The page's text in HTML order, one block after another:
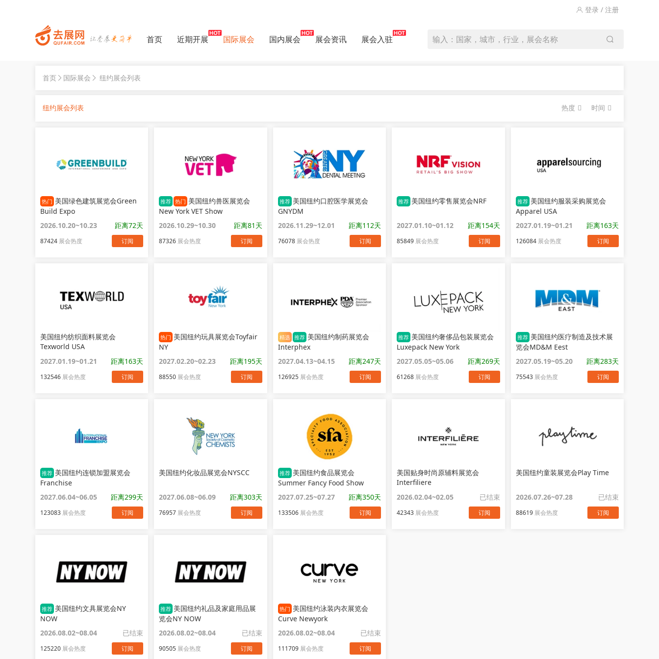
登录 / 注册
首页 近期开展 国际展会 国内展会 展会资讯 展会入驻 输入：国家，城市，行业，展会名称
首页 国际展会 纽约展会列表
纽约展会列表 热度 时间
热门 美国绿色建筑展览会Green
Build Expo
2026.10.20~10.23
距离72天
87424 展会热度 订阅
推荐 热门 美国纽约兽医展览会
New York VET Show
2026.10.29~10.30
距离81天
87326 展会热度 订阅
推荐 美国纽约口腔医学展览会
GNYDM
2026.11.29~12.01
距离112天
76078展会热度 订阅
推荐 美国纽约零售展览会NRF
2027.01.10~01.12 距离154天
85849 展会热度 订阅
推荐 美国纽约服装采购展览会
Apparel USA
2027.01.19~01.21
距离163天
126084展会热度 订阅
美国纽约纺织面料展览会
Texworld USA
2027.01.19~01.21
距离163天
132546 展会热度 订阅
热门 美国纽约玩具展览会Toyfair
NY
2027.02.20~02.23
距离195天
88550 展会热度 订阅
精选 推荐 美国纽约制药展览会
Interphex
2027.04.13~04.15
距离247天
126925展会热度 订阅
推荐 美国纽约奢侈品包装展览会
Luxepack New York
2027.05.05~05.06
距离269天
61268 展会热度 订阅
推荐 美国纽约医疗制造及技术展
览会MD&M Eest
2027.05.19~05.20
距离283天
75543展会热度 订阅
推荐 美国纽约连锁加盟展览会
Franchise
2027.06.04~06.05
距离299天
123083 展会热度 订阅
美国纽约化妆品展览会NYSCC
2027.06.08~06.09 距离303天
76957 展会热度 订阅
推荐 美国纽约食品展览会
Summer Fancy Food Show
2027.07.25~07.27
距离350天
133506展会热度 订阅
美国贴身时尚原辅料展览会
Interfiliere
2026.02.04~02.05
已结束
42343 展会热度 订阅
美国纽约童装展览会Play Time
2026.07.26~07.28 已结束
88619展会热度 订阅
推荐 美国纽约文具展览会NY
NOW
2026.08.02~08.04
已结束
125220 展会热度 订阅
推荐 美国纽约礼品及家庭用品展
览会NY NOW
2026.08.02~08.04
已结束
90505 展会热度 订阅
热门 美国纽约泳装内衣展览会
Curve Newyork
2026.08.02~08.04
已结束
111709展会热度 订阅